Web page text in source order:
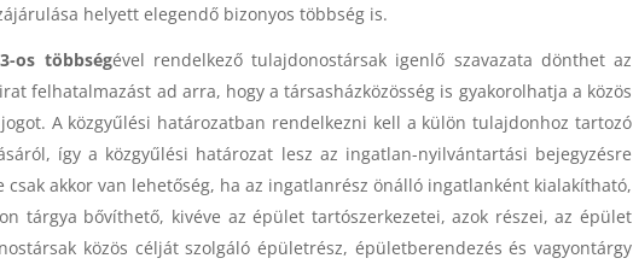
helyett elegendő bizonyos többség is.
os többségével rendelkező tulajdonostársak igenlő szavazata dönthet az
felhatalmazást ad arra, hogy a társasházközösség is gyakorolhatja a közös
A közgyűlési határozatban rendelkezni kell a külön tulajdonhoz tartozó
így a közgyűlési határozat lesz az ingatlan-nyilvántartási bejegyzésre
akkor van lehetőség, ha az ingatlanrész önálló ingatlanként kialakítható,
tárgya bővíthető, kivéve az épület tartószerkezetei, azok részei, az épület
közös célját szolgáló épületrész, épületberendezés és vagyontárgy